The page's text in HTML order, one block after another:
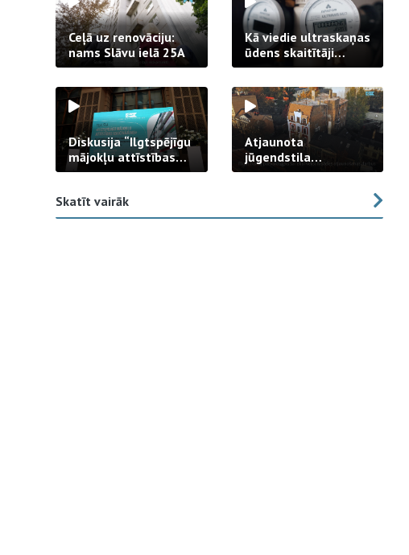
Ceļā uz renovāciju:
nams Slāvu ielā 25A
Kā viedie ultraskaņas
ūdens skaitītāji
strādā praksē
Diskusija “Ilgtspējīgu
mājokļu attīstības
izaicinājums”
Atjaunota
jūgendstila
arhitektūras pērles
Skatīt vairāk